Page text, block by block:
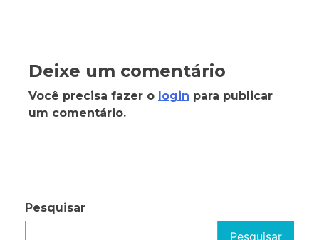
Deixe um comentário
Você precisa fazer o login para publicar
um comentário.
Pesquisar
Pesquisar